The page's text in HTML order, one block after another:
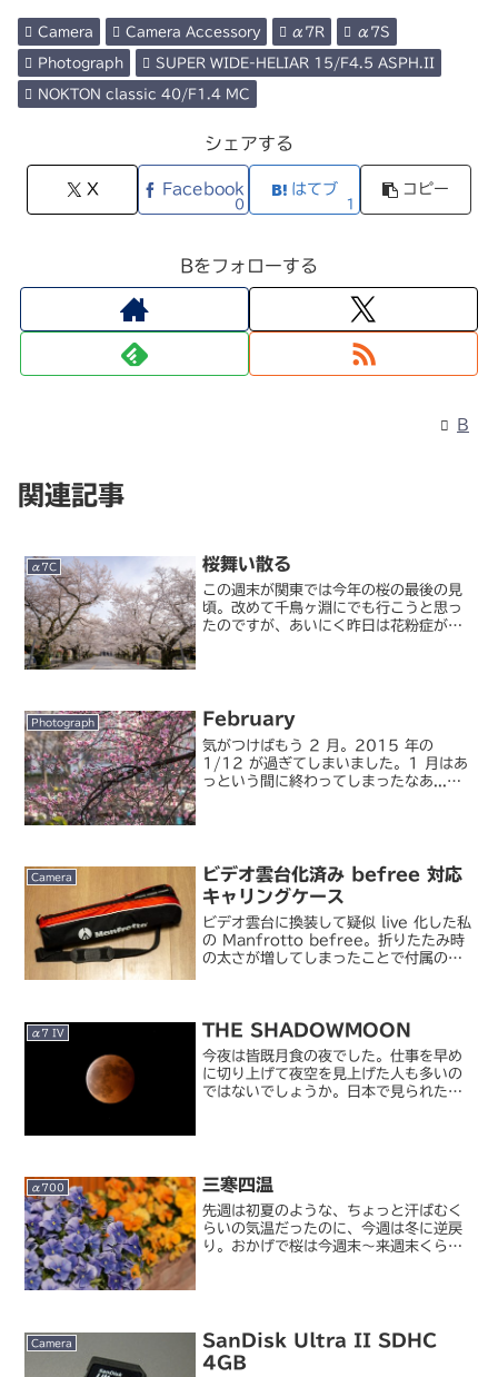
Camera Camera Accessory α7R α7S
Photograph SUPER WIDE-HELIAR 15/F4.5 ASPH.II
NOKTON classic 40/F1.4 MC
シェアする
X Facebook
0
はてブ
1
コピー
Bをフォローする
B
関連記事
α7C 桜舞い散る
この週末が関東では今年の桜の最後の見
頃。改めて千鳥ヶ淵にでも行こうと思っ
たのですが、あいにく昨日は花粉症が酷
Photograph February
気がつけばもう 2 月。2015 年の
1/12 が過ぎてしまいました。1 月はあ
っという間に終わってしまったなあ...。
Camera
ビデオ雲台化済み befree 対応
キャリングケース
ビデオ雲台に換装して疑似 live 化した私
の Manfrotto befree。折りたたみ時
の太さが増してしまったことで付属のキ
α7 IV THE SHADOWMOON
今夜は皆既月食の夜でした。仕事を早め
に切り上げて夜空を見上げた人も多いの
ではないでしょうか。日本で見られた前
α700 三寒四温
先週は初夏のような、ちょっと汗ばむく
らいの気温だったのに、今週は冬に逆戻
り。おかげで桜は今週末～来週末くらい
Camera
SanDisk Ultra II SDHC
4GB